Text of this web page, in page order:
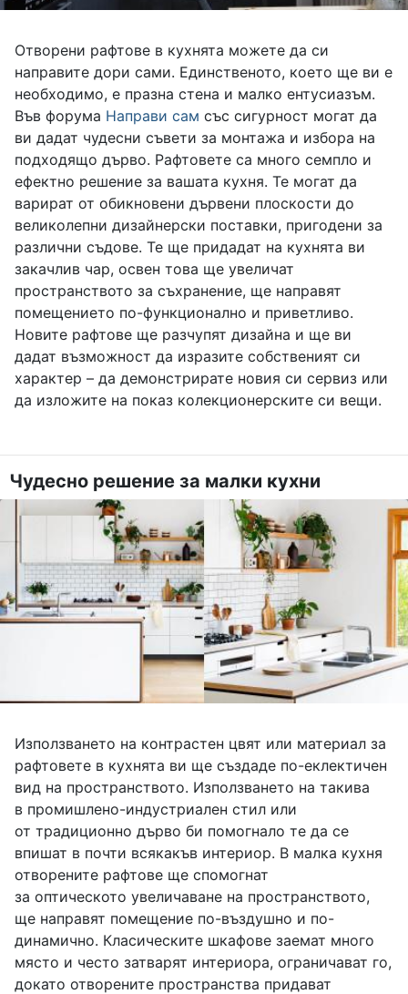
Отворени рафтове в кухнята можете да си
направите дори сами. Единственото, което ще ви е
необходимо, е празна стена и малко ентусиазъм.
Във форума Направи сам със сигурност могат да
ви дадат чудесни съвети за монтажа и избора на
подходящо дърво. Рафтовете са много семпло и
ефектно решение за вашата кухня. Те могат да
варират от обикновени дървени плоскости до
великолепни дизайнерски поставки, пригодени за
различни съдове. Те ще придадат на кухнята ви
закачлив чар, освен това ще увеличат
пространството за съхранение, ще направят
помещението по-функционално и приветливо.
Новите рафтове ще разчупят дизайна и ще ви
дадат възможност да изразите собственият си
характер – да демонстрирате новия си сервиз или
да изложите на показ колекционерските си вещи.
Чудесно решение за малки кухни
Използването на контрастен цвят или материал за
рафтовете в кухнята ви ще създаде по-еклектичен
вид на пространството. Използването на такива
в промишлено-индустриален стил или
от традиционно дърво би помогнало те да се
впишат в почти всякакъв интериор. В малка кухня
отворените рафтове ще спомогнат
за оптическото увеличаване на пространството,
ще направят помещение по-въздушно и по-
динамично. Класическите шкафове заемат много
място и често затварят интериора, ограничават го,
докато отворените пространства придават